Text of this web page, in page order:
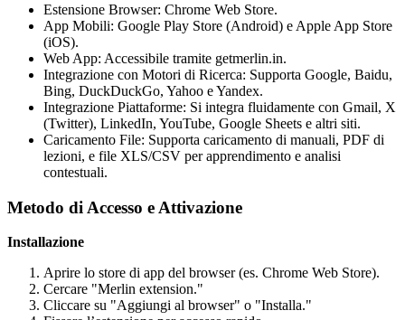
Estensione Browser: Chrome Web Store.
App Mobili: Google Play Store (Android) e Apple App Store
(iOS).
Web App: Accessibile tramite getmerlin.in.
Integrazione con Motori di Ricerca: Supporta Google, Baidu,
Bing, DuckDuckGo, Yahoo e Yandex.
Integrazione Piattaforme: Si integra fluidamente con Gmail, X
(Twitter), LinkedIn, YouTube, Google Sheets e altri siti.
Caricamento File: Supporta caricamento di manuali, PDF di
lezioni, e file XLS/CSV per apprendimento e analisi
contestuali.
Metodo di Accesso e Attivazione
Installazione
Aprire lo store di app del browser (es. Chrome Web Store).
Cercare "Merlin extension."
Cliccare su "Aggiungi al browser" o "Installa."